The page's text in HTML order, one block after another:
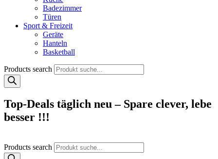
Badezimmer
Türen
Sport & Freizeit
Geräte
Hanteln
Basketball
Products search
Top-Deals täglich neu – Spare clever, lebe
besser !!!
Products search